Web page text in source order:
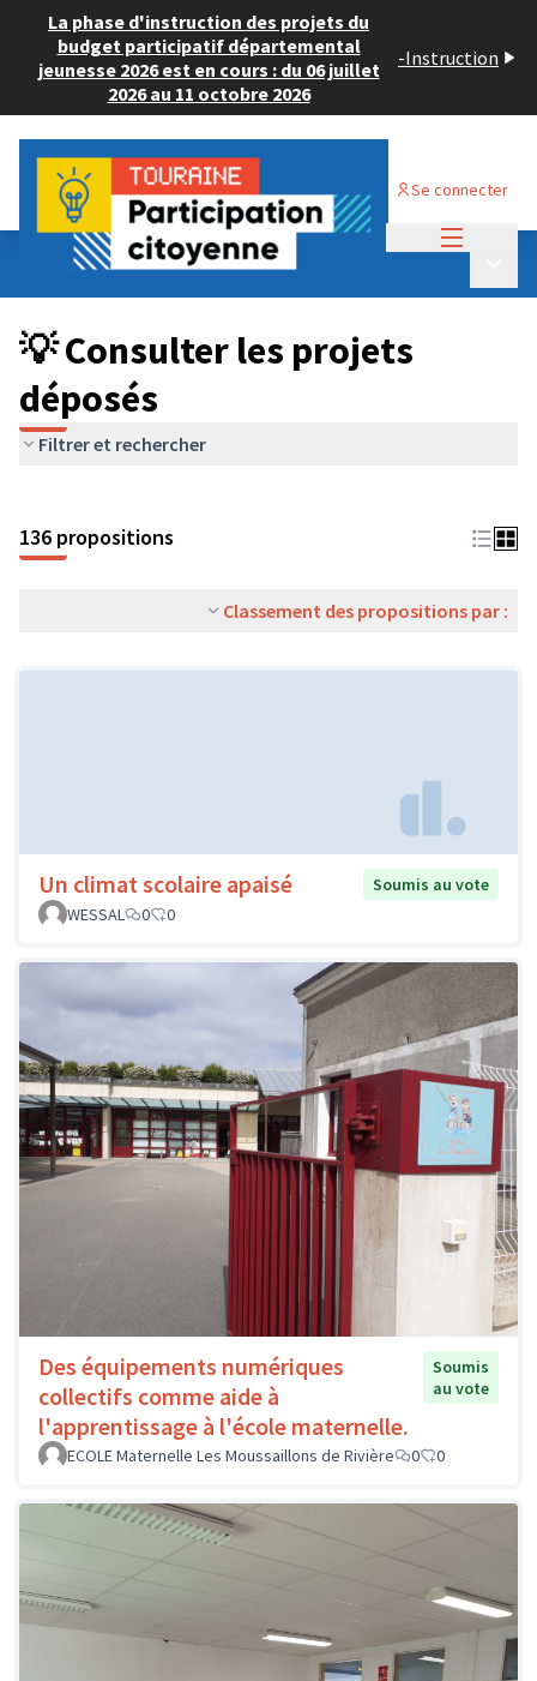
La phase d'instruction des projets du
budget participatif départemental
jeunesse 2026 est en cours : du 06 juillet
2026 au 11 octobre 2026
-Instruction
Se connecter
Budget Participatif JEUNESSE 2024
💡 Consulter les projets déposés
💡 Consulter les projets
déposés
Filtrer et rechercher
136 propositions
Classement des propositions par :
Un climat scolaire apaisé
Soumis au vote
WESSAL
0 0
Des équipements numériques
collectifs comme aide à
l'apprentissage à l'école maternelle.
Soumis
au vote
ECOLE Maternelle Les Moussaillons de Rivière 0 0